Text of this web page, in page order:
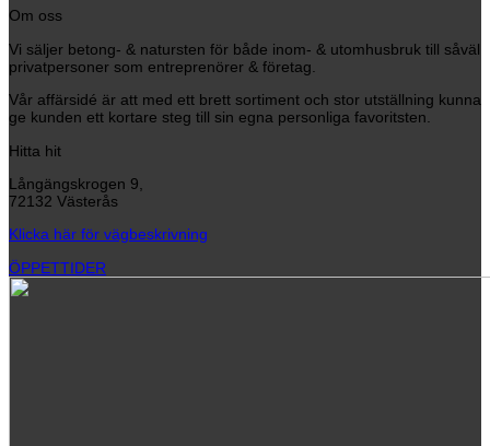
Om oss
Vi säljer betong- & natursten för både inom- & utomhusbruk till såväl
privatpersoner som entreprenörer & företag.
Vår affärsidé är att med ett brett sortiment och stor utställning kunna
ge kunden ett kortare steg till sin egna personliga favoritsten.
Hitta hit
Långängskrogen 9,
72132 Västerås
Klicka här för vägbeskrivning
ÖPPETTIDER